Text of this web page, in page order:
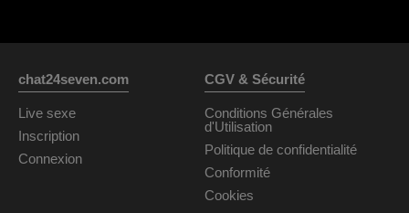
chat24seven.com
Live sexe
Inscription
Connexion
CGV & Sécurité
Conditions Générales
d'Utilisation
Politique de confidentialité
Conformité
Cookies